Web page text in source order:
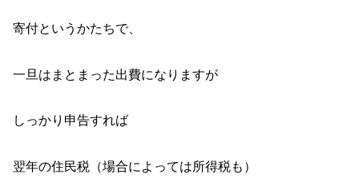
寄付というかたちで、
一旦はまとまった出費になりますが
しっかり申告すれば
翌年の住民税（場合によっては所得税も）